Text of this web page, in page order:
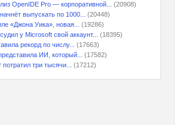
OpenIDE Pro — корпоративной...
(20908)
выпускать по 1000...
(20448)
«Джона Уика», новая...
(19286)
у Microsoft свой аккаунт...
(18395)
рекорд по числу...
(17663)
ИИ, который...
(17582)
потратил три тысячи...
(17212)